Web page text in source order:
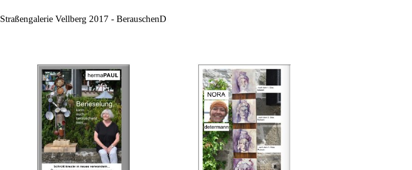
Straßengalerie Vellberg 2017 - BerauschenD